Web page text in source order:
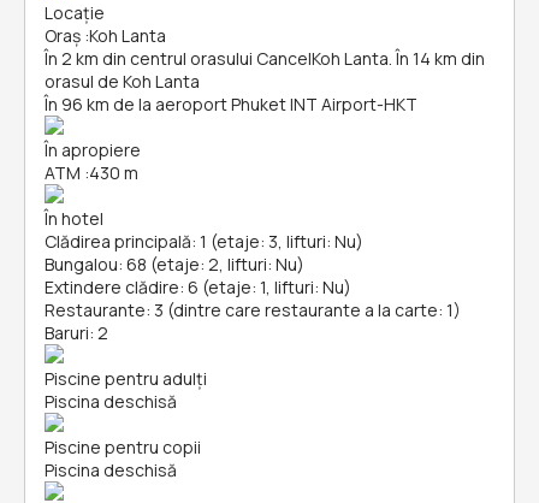
Locație
Oraș :Koh Lanta
În 2 km din centrul orasului CancelKoh Lanta. În 14 km din
orasul de Koh Lanta
În 96 km de la aeroport Phuket INT Airport-HKT
În apropiere
ATM :430 m
În hotel
Clădirea principală: 1 (etaje: 3, lifturi: Nu)
Bungalou: 68 (etaje: 2, lifturi: Nu)
Extindere clădire: 6 (etaje: 1, lifturi: Nu)
Restaurante: 3 (dintre care restaurante a la carte: 1)
Baruri: 2
Piscine pentru adulți
Piscina deschisă
Piscine pentru copii
Piscina deschisă